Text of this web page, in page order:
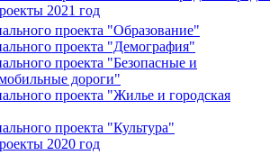
2021 год
проекта "Образование"
проекта "Демография"
проекта "Безопасные и
дороги"
проекта "Жилье и городская
проекта "Культура"
2020 год